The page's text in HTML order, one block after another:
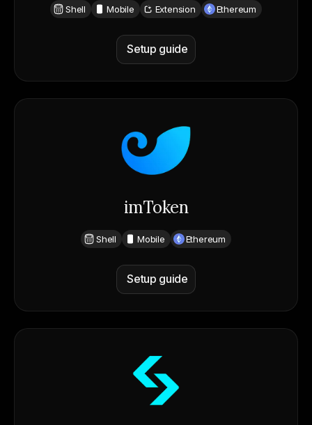
Shell Mobile Extension Ethereum
Setup guide
imToken
Shell Mobile Ethereum
Setup guide